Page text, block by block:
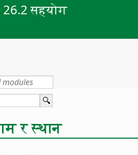
सहयोग
र स्थान